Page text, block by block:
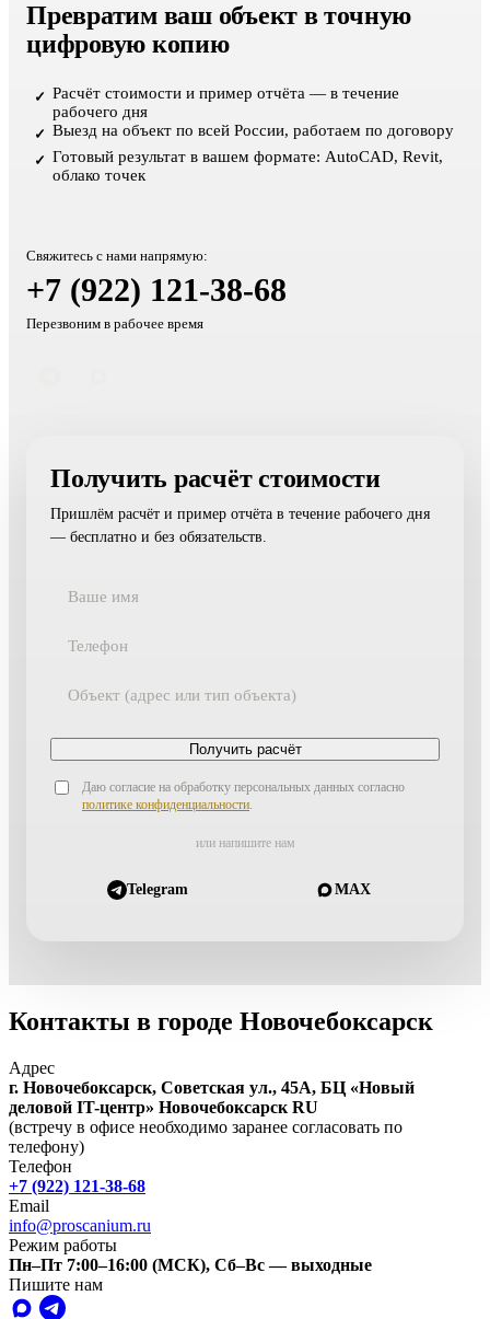
Получить расчёт стоимости
Пришлём расчёт и пример отчёта в течение рабочего дня
— бесплатно и без обязательств.
Получить расчёт
Даю согласие на обработку персональных данных согласно
политике конфиденциальности
или напишите нам
Telegram MAX
Превратим ваш объект в точную
цифровую копию
✓ Расчёт стоимости и пример отчёта — в течение
рабочего дня
✓ Выезд на объект по всей России, работаем по договору
✓ Готовый результат в вашем формате: AutoCAD, Revit,
облако точек
Свяжитесь с нами напрямую:
+7 (922) 121-38-68
Перезвоним в рабочее время
Контакты в городе Новочебоксарск
Адрес
г. Новочебоксарск, Советская ул., 45А, БЦ «Новый
деловой IT-центр» Новочебоксарск RU
(встречу в офисе необходимо заранее согласовать по
телефону)
Телефон
+7 (922) 121-38-68
Email
info@proscanium.ru
Режим работы
Пн–Пт 7:00–16:00 (МСК), Сб–Вс — выходные
Пишите нам